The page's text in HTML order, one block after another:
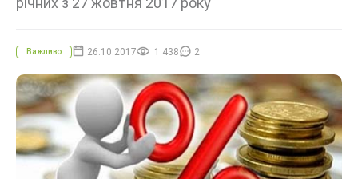
Важливо 26.10.2017 1 438 2